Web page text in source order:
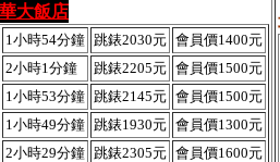
大飯店
1小時54分鐘 跳錶2030元 會員價1400元
2小時1分鐘 跳錶2205元 會員價1500元
1小時53分鐘 跳錶2145元 會員價1500元
1小時49分鐘 跳錶1930元 會員價1300元
2小時29分鐘 跳錶2305元 會員價1600元